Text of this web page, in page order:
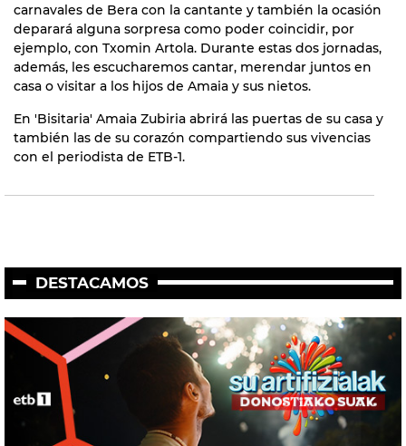
carnavales de Bera con la cantante y también la ocasión
deparará alguna sorpresa como poder coincidir, por
ejemplo, con Txomin Artola. Durante estas dos jornadas,
además, les escucharemos cantar, merendar juntos en
casa o visitar a los hijos de Amaia y sus nietos.
En 'Bisitaria' Amaia Zubiria abrirá las puertas de su casa y
también las de su corazón compartiendo sus vivencias
con el periodista de ETB-1.
DESTACAMOS